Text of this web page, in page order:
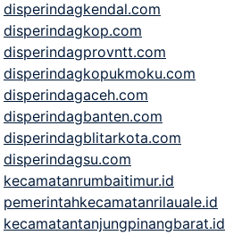
disperindagkendal.com
disperindagkop.com
disperindagprovntt.com
disperindagkopukmoku.com
disperindagaceh.com
disperindagbanten.com
disperindagblitarkota.com
disperindagsu.com
kecamatanrumbaitimur.id
pemerintahkecamatanrilauale.id
kecamatantanjungpinangbarat.id